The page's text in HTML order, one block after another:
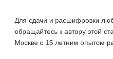
Для сдачи и расшифровки
обращайтесь к автору этой
Москве с 15 летним опытом